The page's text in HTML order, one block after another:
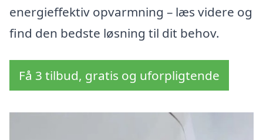
energieffektiv opvarmning – læs videre og
find den bedste løsning til dit behov.
Få 3 tilbud, gratis og uforpligtende